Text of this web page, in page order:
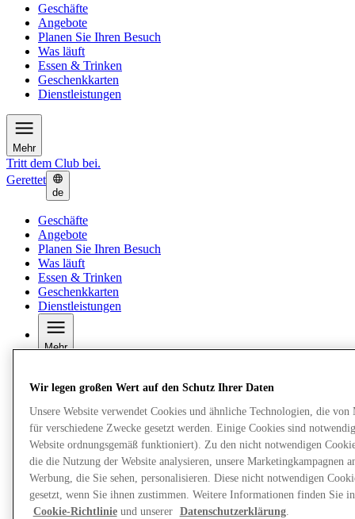
Geschäfte
Angebote
Planen Sie Ihren Besuch
Was läuft
Essen & Trinken
Geschenkkarten
Dienstleistungen
Mehr
Tritt dem Club bei.
Gerettet
de
Geschäfte
Angebote
Planen Sie Ihren Besuch
Was läuft
Essen & Trinken
Geschenkkarten
Dienstleistungen
Mehr
Wir legen großen Wert auf den Schutz Ihrer Daten
Unsere Website verwendet Cookies und ähnliche Technologien, die
für verschiedene Zwecke gesetzt werden. Einige Cookies sind
Website ordnungsgemäß funktioniert). Zu den nicht notwendigen
die die Nutzung der Website analysieren, unsere Marketingkampagnen
Werbung, die Sie sehen, personalisieren. Diese nicht notwendigen
gesetzt, wenn Sie ihnen zustimmen. Weitere Informationen finden Sie
Cookie-Richtlinieund unserer Datenschutzerklärung.